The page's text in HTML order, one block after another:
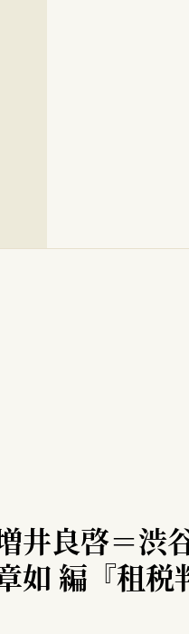
井良啓＝
如 編『租税